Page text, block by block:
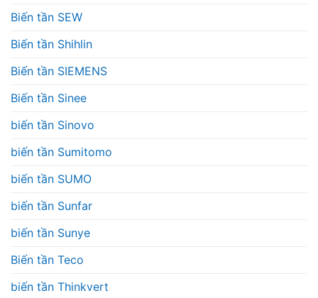
Biến tần SEW
Biến tần Shihlin
Biến tần SIEMENS
Biến tần Sinee
biến tần Sinovo
biến tần Sumitomo
biến tần SUMO
biến tần Sunfar
biến tần Sunye
Biến tần Teco
biến tần Thinkvert